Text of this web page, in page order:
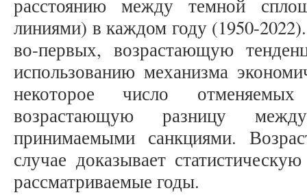
расстоянию между темной
линиями) в каждом году (1950-
во-первых, возрастающую
использованию механизма
некоторое число
возрастающую разницу
принимаемыми санкциями.
случае доказывает
рассматриваемые годы.